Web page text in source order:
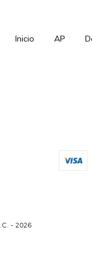
Inicio AP
- 2026